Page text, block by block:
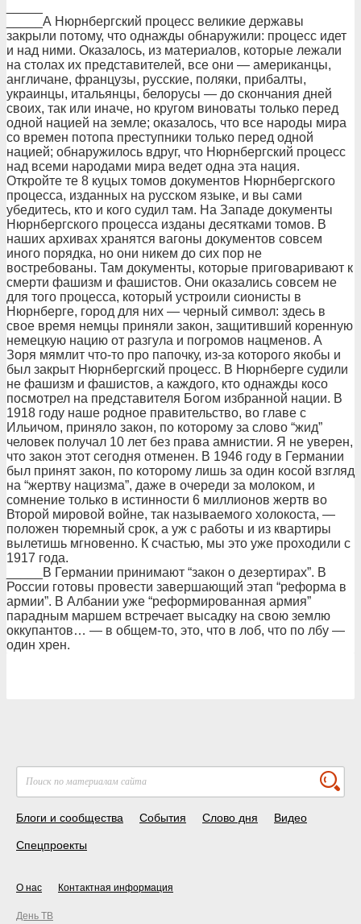
_____А Нюрнбергский процесс великие державы
закрыли потому, что однажды обнаружили: процесс идет
и над ними. Оказалось, из материалов, которые лежали
на столах их представителей, все они — американцы,
англичане, французы, русские, поляки, прибалты,
украинцы, итальянцы, белорусы — до скончания дней
своих, так или иначе, но кругом виноваты только перед
одной нацией на земле; оказалось, что все народы мира
со времен потопа преступники только перед одной
нацией; обнаружилось вдруг, что Нюрнбергский процесс
над всеми народами мира ведет одна эта нация.
Откройте те 8 куцых томов документов Нюрнбергского
процесса, изданных на русском языке, и вы сами
убедитесь, кто и кого судил там. На Западе документы
Нюрнбергского процесса изданы десятками томов. В
наших архивах хранятся вагоны документов совсем
иного порядка, но они никем до сих пор не
востребованы. Там документы, которые приговаривают к
смерти фашизм и фашистов. Они оказались совсем не
для того процесса, который устроили сионисты в
Нюрнберге, город для них — черный символ: здесь в
свое время немцы приняли закон, защитивший коренную
немецкую нацию от разгула и погромов нацменов. А
Зоря мямлит что-то про папочку, из-за которого якобы и
был закрыт Нюрнбергский процесс. В Нюрнберге судили
не фашизм и фашистов, а каждого, кто однажды косо
посмотрел на представителя Богом избранной нации. В
1918 году наше родное правительство, во главе с
Ильичом, приняло закон, по которому за слово “жид”
человек получал 10 лет без права амнистии. Я не уверен,
что закон этот сегодня отменен. В 1946 году в Германии
был принят закон, по которому лишь за один косой взгляд
на “жертву нацизма”, даже в очереди за молоком, и
сомнение только в истинности 6 миллионов жертв во
Второй мировой войне, так называемого холокоста, —
положен тюремный срок, а уж с работы и из квартиры
вылетишь мгновенно. К счастью, мы это уже проходили с
1917 года.
_____В Германии принимают “закон о дезертирах”. В
России готовы провести завершающий этап “реформа в
армии”. В Албании уже “реформированная армия”
парадным маршем встречает высадку на свою землю
оккупантов… — в общем-то, это, что в лоб, что по лбу —
один хрен.
Блоги и сообщества События Слово дня Видео
Спецпроекты
О нас Контактная информация
День ТВ